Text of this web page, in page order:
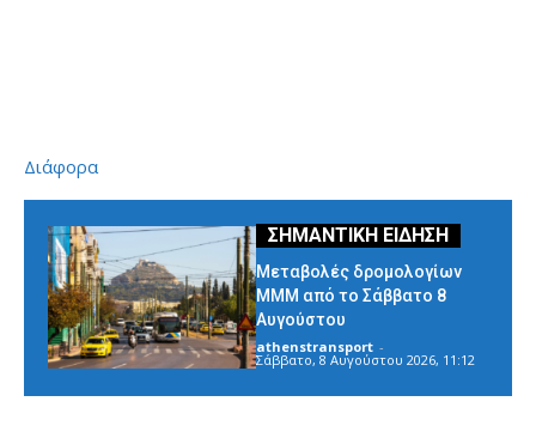
Διάφορα
Μεταβολές δρομολογίων
ΜΜΜ από το Σάββατο 8
Αυγούστου
athenstransport -
Σάββατο, 8 Αυγούστου 2026, 11:12